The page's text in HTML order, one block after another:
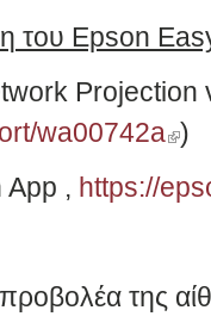
του Epson
Projection
wa00742a )
App , https://
της